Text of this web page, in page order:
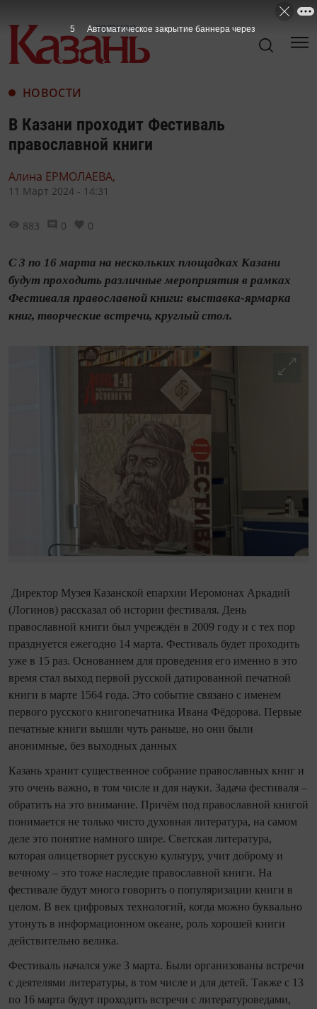
НОВОСТИ
В Казани проходит Фестиваль
православной книги
Алина ЕРМОЛАЕВА,
11 Март 2024 - 14:31
883 0 0
С 3 по 16 марта на нескольких площадках Казани
будут проходить различные мероприятия в рамках
Фестиваля православной книги: выставка-ярмарка
книг, творческие встречи, круглый стол.
Директор Музея Казанской епархии Иеромонах Аркадий
(Логинов) рассказал об истории фестиваля. День
православной книги был учреждён в 2009 году и с тех пор
празднуется ежегодно 14 марта. Фестиваль будет проходить
уже в 15 раз. Основанием для проведения его именно в это
время стал выход первой русской датированной печатной
книги в марте 1564 года. Это событие связано с именем
первого русского книгопечатника Ивана Фёдорова. Первые
печатные книги вышли чуть раньше, но они были
анонимные, без выходных данных
Казань хранит существенное собрание православных книг и
это очень важно, в том числе и для науки. Задача фестиваля –
обратить на это внимание. Причём под православной книгой
понимается не только чисто духовная литература, на самом
деле это понятие намного шире. Светская литература,
которая олицетворяет русскую культуру, учит доброму и
вечному – это тоже наследие православной книги. На
фестивале будут много говорить о популяризации книги в
целом. В век цифровых технологий, когда можно буквально
утонуть в информационном океане, роль хорошей книги
действительно велика.
Фестиваль начался уже 3 марта. Были организованы встречи
с деятелями литературы, в том числе и для детей. Также с 13
по 16 марта будут проходить встречи с литературоведами,
3 Автоматическое закрытие баннера через